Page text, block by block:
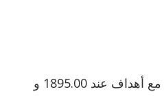
صفقات بيع تحت 1910.00 مع أهداف عند 1895.00 و